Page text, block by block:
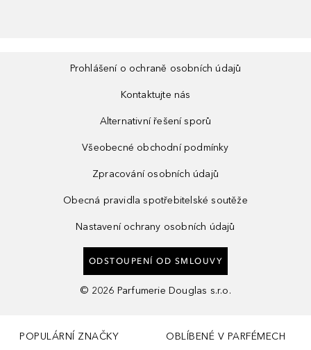
Prohlášení o ochraně osobních údajů
Kontaktujte nás
Alternativní řešení sporů
Všeobecné obchodní podmínky
Zpracování osobních údajů
Obecná pravidla spotřebitelské soutěže
Nastavení ochrany osobních údajů
ODSTOUPENÍ OD SMLOUVY
© 2026 Parfumerie Douglas s.r.o.
POPULÁRNÍ ZNAČKY OBLÍBENÉ V PARFÉMECH